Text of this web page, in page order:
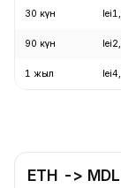
30 күн
90 күн
1 жыл
ETH ->